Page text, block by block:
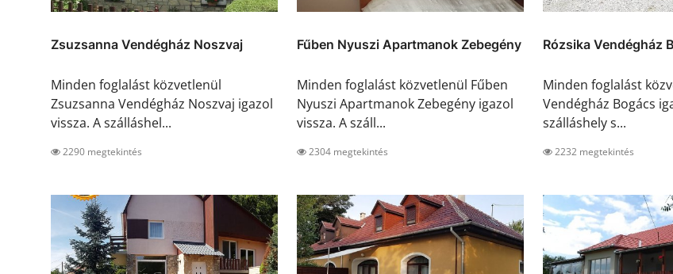
Zsuzsanna Vendégház Noszvaj
Minden foglalást közvetlenül
Zsuzsanna Vendégház Noszvaj igazol
vissza. A szálláshel...
2290 megtekintés
Fűben Nyuszi Apartmanok Zebegény
Minden foglalást közvetlenül Fűben
Nyuszi Apartmanok Zebegény igazol
vissza. A száll...
2304 megtekintés
Rózsika Vendégház
Minden foglalást
Vendégház Bogács
szálláshely s...
2232 megtekintés